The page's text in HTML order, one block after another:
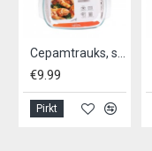
Cepamtrauks, stikla, 2L
€9.99
Pirkt